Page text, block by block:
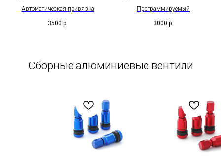
Автоматическая привязка
3500 р.
Программируемый
3000 р.
Сборные алюминиевые вентили